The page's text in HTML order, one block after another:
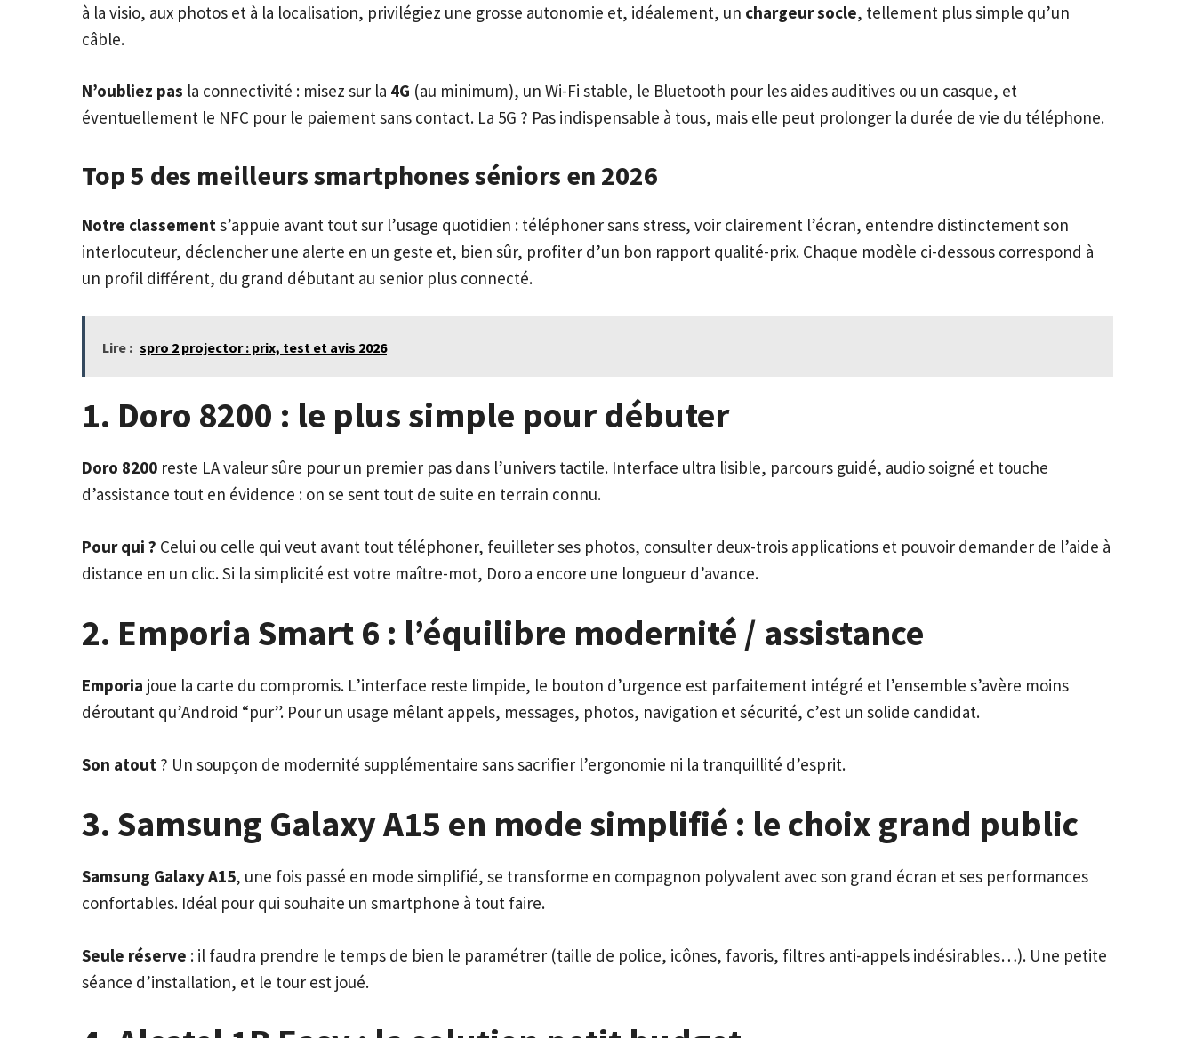
à la visio, aux photos et à la localisation, privilégiez une grosse autonomie et, idéalement, un chargeur socle, tellement plus simple qu’un
câble.
N’oubliez pas la connectivité : misez sur la 4G (au minimum), un Wi-Fi stable, le Bluetooth pour les aides auditives ou un casque, et
éventuellement le NFC pour le paiement sans contact. La 5G ? Pas indispensable à tous, mais elle peut prolonger la durée de vie du téléphone.
Top 5 des meilleurs smartphones séniors en 2026
Notre classements’appuie avant tout sur l’usage quotidien : téléphoner sans stress, voir clairement l’écran, entendre distinctement son
interlocuteur, déclencher une alerte en un geste et, bien sûr, profiter d’un bon rapport qualité-prix. Chaque modèle ci-dessous correspond à
un profil différent, du grand débutant au senior plus connecté.
Lire : spro 2 projector : prix, test et avis 2026
1. Doro 8200 : le plus simple pour débuter
Doro 8200 reste LA valeur sûre pour un premier pas dans l’univers tactile. Interface ultra lisible, parcours guidé, audio soigné et touche
d’assistance tout en évidence : on se sent tout de suite en terrain connu.
Pour qui ? Celui ou celle qui veut avant tout téléphoner, feuilleter ses photos, consulter deux-trois applications et pouvoir demander de l’aide à
distance en un clic. Si la simplicité est votre maître-mot, Doro a encore une longueur d’avance.
2. Emporia Smart 6 : l’équilibre modernité / assistance
Emporia joue la carte du compromis. L’interface reste limpide, le bouton d’urgence est parfaitement intégré et l’ensemble s’avère moins
déroutant qu’Android “pur”. Pour un usage mêlant appels, messages, photos, navigation et sécurité, c’est un solide candidat.
Son atout ? Un soupçon de modernité supplémentaire sans sacrifier l’ergonomie ni la tranquillité d’esprit.
3. Samsung Galaxy A15 en mode simplifié : le choix grand public
Samsung Galaxy A15, une fois passé en mode simplifié, se transforme en compagnon polyvalent avec son grand écran et ses performances
confortables. Idéal pour qui souhaite un smartphone à tout faire.
Seule réserve : il faudra prendre le temps de bien le paramétrer (taille de police, icônes, favoris, filtres anti-appels indésirables…). Une petite
séance d’installation, et le tour est joué.